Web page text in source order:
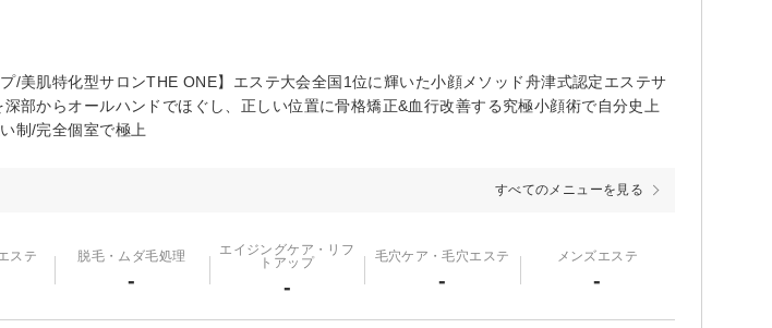
/美肌特化型サロンTHE ONE】エステ大会全国1位に輝いた小顔メソッド舟津式認定エステサ
部からオールハンドでほぐし、正しい位置に骨格矯正&血行改善する究極小顔術で自分史上
制/完全個室で極上
すべてのメニューを見る
ステ 脱毛・ムダ毛処理
-
エイジングケア・リフ
トアップ
-
毛穴ケア・毛穴エステ
-
メンズエステ
-